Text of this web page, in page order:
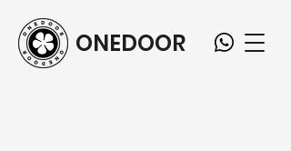
ONEDOOR